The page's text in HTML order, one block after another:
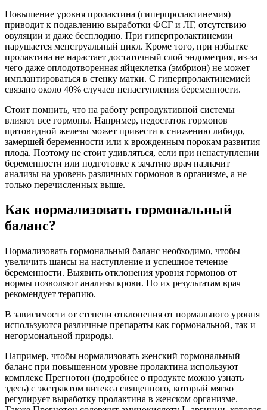
Повышение уровня пролактина (гиперпролактинемия)
приводит к подавлению выработки ФСГ и ЛГ, отсутствию
овуляции и даже бесплодию. При гиперпролактинемии
нарушается менструальный цикл. Кроме того, при избытке
пролактина не нарастает достаточный слой эндометрия, из-за
чего даже оплодотворенная яйцеклетка (эмбрион) не может
имплантироваться в стенку матки. С гиперпролактинемией
связано около 40% случаев ненаступления беременности.
Стоит помнить, что на работу репродуктивной системы
влияют все гормоны. Например, недостаток гормонов
щитовидной железы может привести к снижению либидо,
замершей беременности или к врожденным порокам развития
плода. Поэтому не стоит удивляться, если при ненаступлении
беременности или подготовке к зачатию врач назначит
анализы на уровень различных гормонов в организме, а не
только перечисленных выше.
Как нормализовать гормональный
баланс?
Нормализовать гормональный баланс необходимо, чтобы
увеличить шансы на наступление и успешное течение
беременности. Выявить отклонения уровня гормонов от
нормы позволяют анализы крови. По их результатам врач
рекомендует терапию.
В зависимости от степени отклонения от нормального уровня
используются различные препараты как гормональной, так и
негормональной природы.
Например, чтобы нормализовать женский гормональный
баланс при повышенном уровне пролактина используют
комплекс Прегнотон (подробнее о продукте можно узнать
здесь) с экстрактом витекса священного, который мягко
регулирует выработку пролактина в женском организме.